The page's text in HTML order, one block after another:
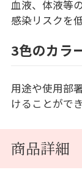
血液、体液等
感染リスクを
3色のカラ
用途や使用部
けることができ
商品詳細